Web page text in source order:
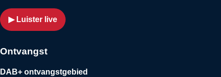
▶ Luister live
Ontvangst
DAB+ ontvangstgebied